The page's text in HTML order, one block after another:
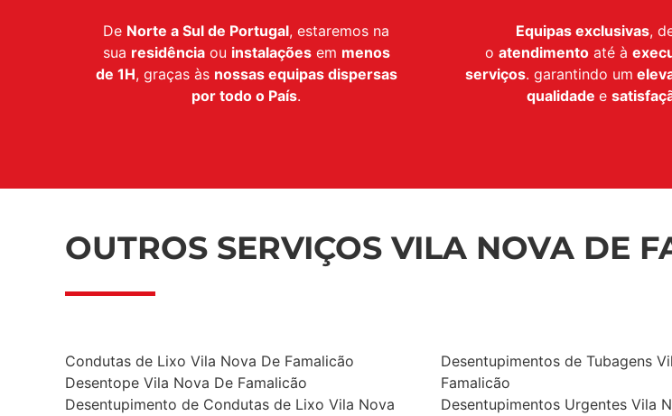
De Norte a Sul de Portugal, estaremos na
sua residênciaou instalaçõesem menos
de 1H, graças às nossas equipas dispersas
por todo o País.
Equipas exclusivas,
o atendimentoaté à
serviços. garantindo um
qualidade e
OUTROS SERVIÇOS VILA NOVA DE
Condutas de Lixo Vila Nova De Famalicão
Desentope Vila Nova De Famalicão
Desentupimento de Condutas de Lixo Vila Nova
Desentupimentos de Tubagens
Famalicão
Desentupimentos Urgentes Vila